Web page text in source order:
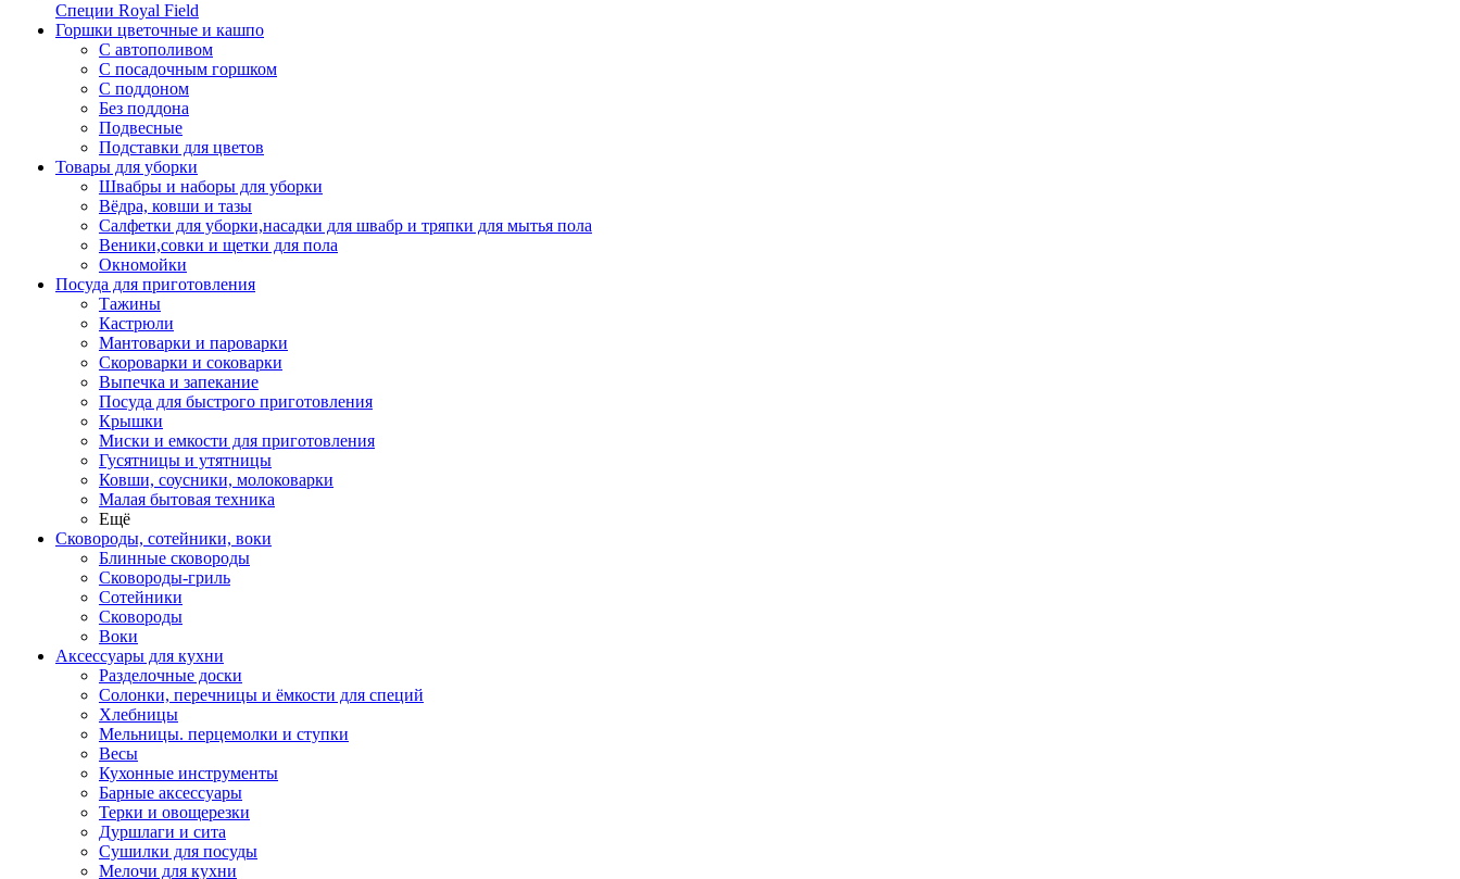
Специи Royal Field
Горшки цветочные и кашпо
С автополивом
С посадочным горшком
С поддоном
Без поддона
Подвесные
Подставки для цветов
Товары для уборки
Швабры и наборы для уборки
Вёдра, ковши и тазы
Салфетки для уборки,насадки для швабр и тряпки для мытья пола
Веники,совки и щетки для пола
Окномойки
Посуда для приготовления
Тажины
Кастрюли
Мантоварки и пароварки
Скороварки и соковарки
Выпечка и запекание
Посуда для быстрого приготовления
Крышки
Миски и емкости для приготовления
Гусятницы и утятницы
Ковши, соусники, молоковарки
Малая бытовая техника
Ещё
Сковороды, сотейники, воки
Блинные сковороды
Сковороды-гриль
Сотейники
Сковороды
Воки
Аксессуары для кухни
Разделочные доски
Солонки, перечницы и ёмкости для специй
Хлебницы
Мельницы. перцемолки и ступки
Весы
Кухонные инструменты
Барные аксессуары
Терки и овощерезки
Дуршлаги и сита
Сушилки для посуды
Мелочи для кухни